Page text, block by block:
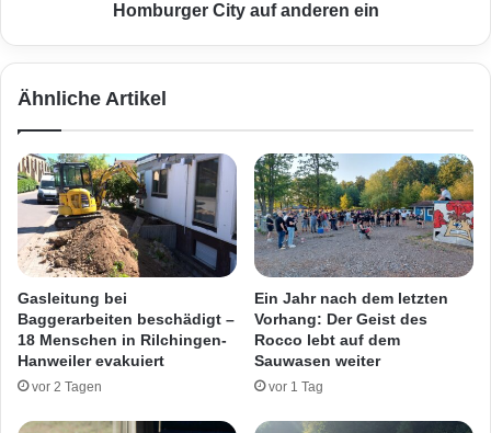
m
i
n
r
i
r
d
i
ö
r
t
i
s
G
s
i
c
h
:
Homburger City auf anderen ein
Ähnliche Artikel
Gasleitung bei
Baggerarbeiten beschädigt –
18 Menschen in Rilchingen-
Hanweiler evakuiert
vor 2 Tagen
Ein Jahr nach dem letzten
Vorhang: Der Geist des
Rocco lebt auf dem
Sauwasen weiter
vor 1 Tag